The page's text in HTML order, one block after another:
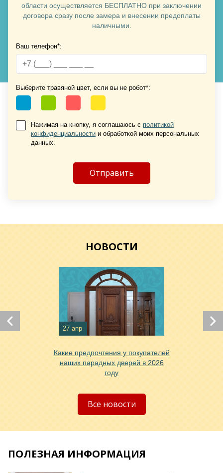
Хочу такую
Хочу такую
области осуществляется БЕСПЛАТНО при заключении
договора сразу после замера и внесении предоплаты
наличными.
Ваш телефон*:
Выберите травяной цвет, если вы не робот*:
Нажимая на кнопку, я соглашаюсь с политикой
конфиденциальности и обработкой моих персональных
данных.
НОВОСТИ
27 апр
Какие предпочтения у покупателей
наших парадных дверей в 2026
году
Все новости
ПОЛЕЗНАЯ ИНФОРМАЦИЯ